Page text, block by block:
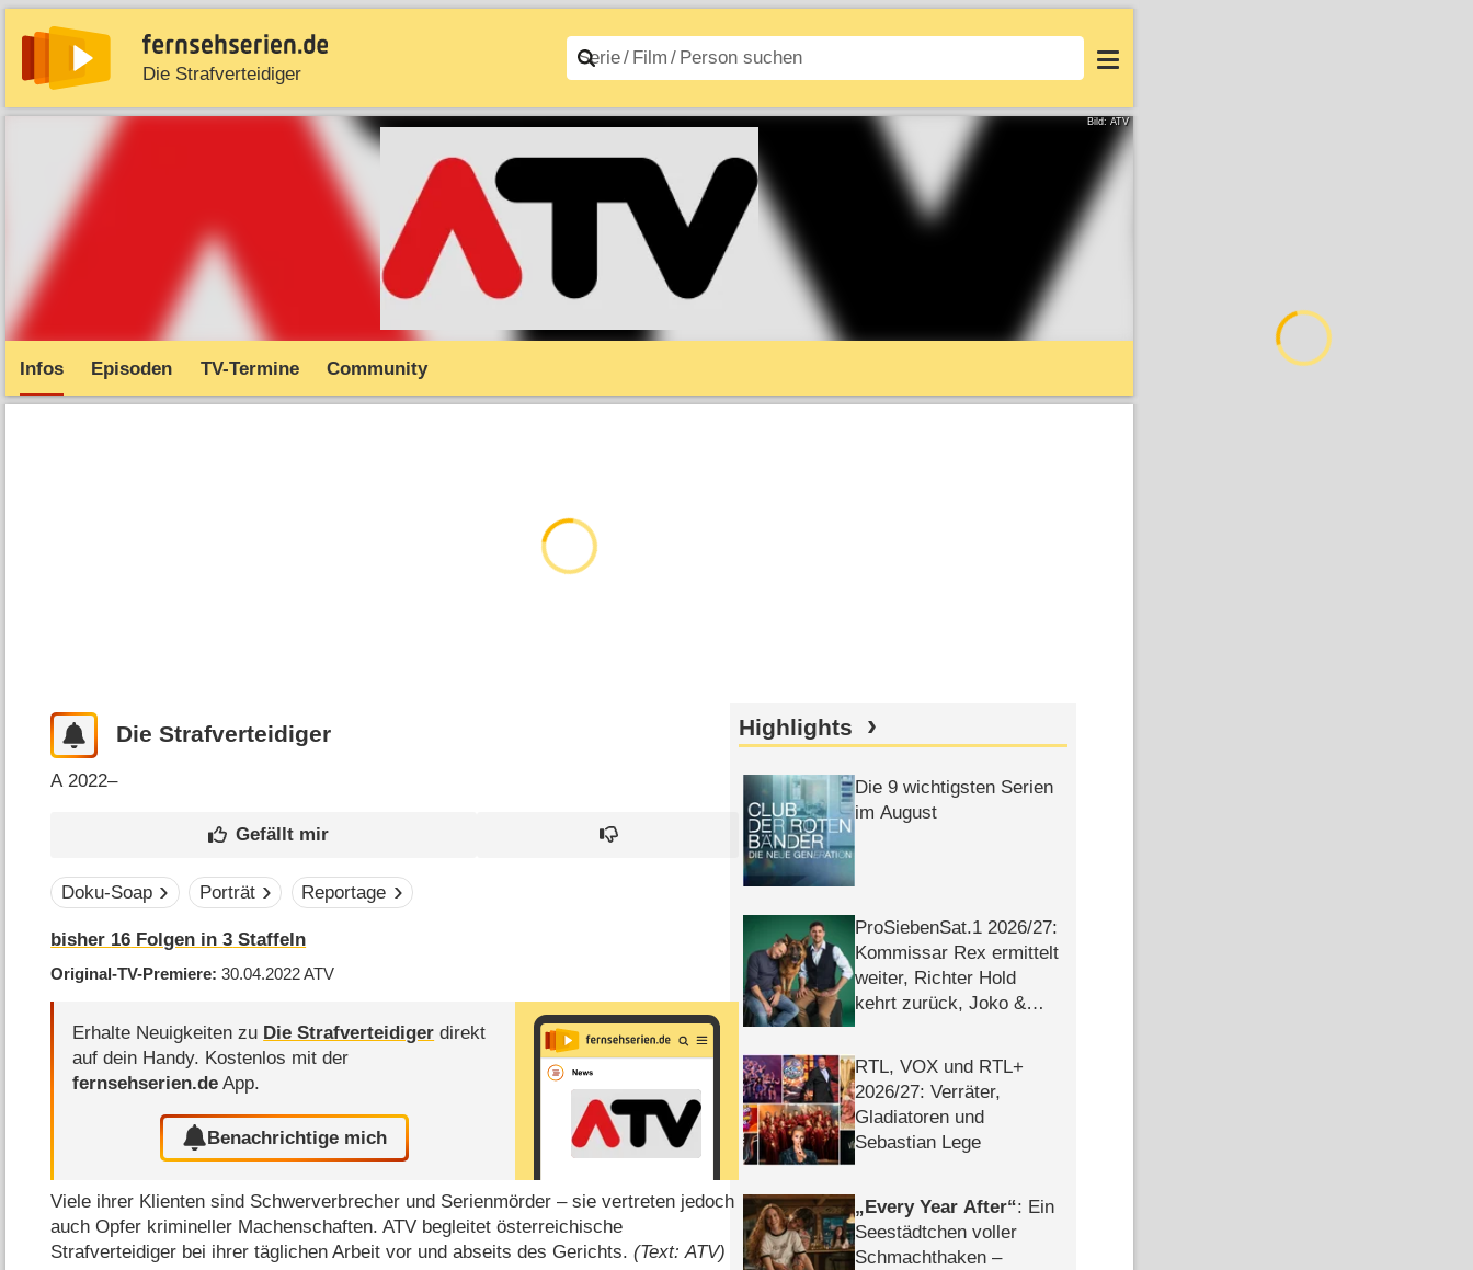
Die Strafverteidiger
News Entdecken Streaming Filme A–Z Login
Bild: ATV
Infos Episoden TV-Termine Community
Die Strafverteidiger
A 2022–
Doku-Soap Porträt Reportage
bisher 16 Folgen in3 Staffeln
Original-TV-Premiere 30.04.2022ATV
Erhalte Neuigkeiten zu Die Strafverteidiger direkt
auf dein Handy. Kostenlos mit der
fernsehserien.de App.
Benachrichtige mich
Viele ihrer Klienten sind Schwerverbrecher und Serienmörder – sie vertreten jedoch
auch Opfer krimineller Machenschaften. ATV begleitet österreichische
Strafverteidiger bei ihrer täglichen Arbeit vor und abseits des Gerichts.(Text: ATV)
Highlights
Die 9 wichtigsten Serien
im August
ProSiebenSat.1 2026/​27:
Kommissar Rex ermittelt
weiter, Richter Hold
kehrt zurück, Joko &
RTL, VOX und RTL+
2026/​27: Verräter,
Gladiatoren und
Sebastian Lege
Every Year After : Ein
Seestädtchen voller
Schmachthaken –